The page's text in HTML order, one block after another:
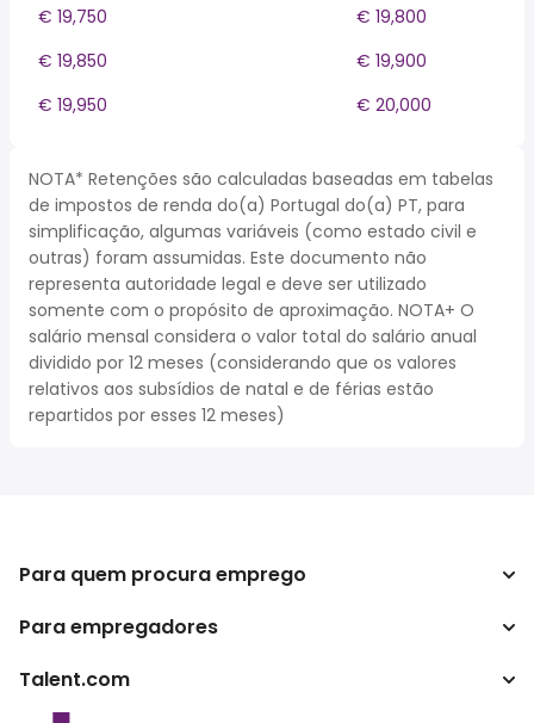
€ 19,750
€ 19,800
€ 19,850
€ 19,900
€ 19,950
€ 20,000
NOTA* Retenções são calculadas baseadas em tabelas
de impostos de renda do(a) Portugal do(a) PT, para
simplificação, algumas variáveis (como estado civil e
outras) foram assumidas. Este documento não
representa autoridade legal e deve ser utilizado
somente com o propósito de aproximação. NOTA+ O
salário mensal considera o valor total do salário anual
dividido por 12 meses (considerando que os valores
relativos aos subsídios de natal e de férias estão
repartidos por esses 12 meses)
Para quem procura emprego
Procurar empregos
Para empregadores
Empreendimento
Talent.com